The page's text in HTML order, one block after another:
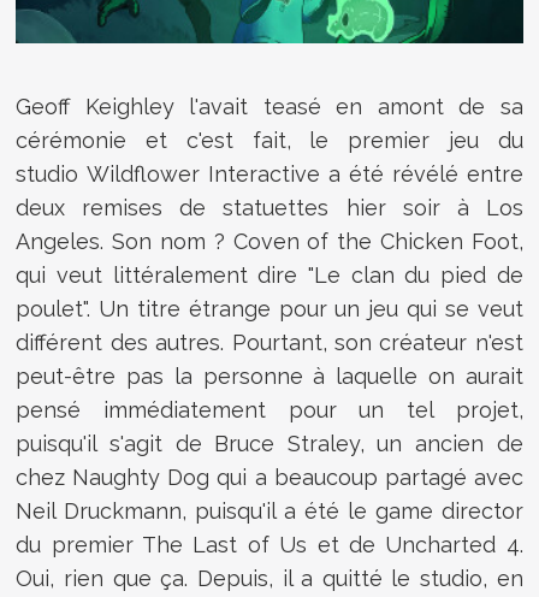
Geoff Keighley l'avait teasé en amont de sa
cérémonie et c'est fait, le premier jeu du
studio Wildflower Interactive a été révélé entre
deux remises de statuettes hier soir à Los
Angeles. Son nom ? Coven of the Chicken Foot,
qui veut littéralement dire "Le clan du pied de
poulet". Un titre étrange pour un jeu qui se veut
différent des autres. Pourtant, son créateur n'est
peut-être pas la personne à laquelle on aurait
pensé immédiatement pour un tel projet,
puisqu'il s'agit de Bruce Straley, un ancien de
chez Naughty Dog qui a beaucoup partagé avec
Neil Druckmann, puisqu'il a été le game director
du premier The Last of Us et de Uncharted 4.
Oui, rien que ça. Depuis, il a quitté le studio, en